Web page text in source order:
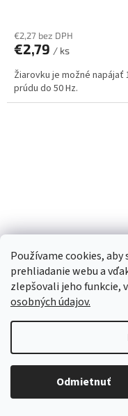
Používame cookies,
prehliadanie webu a
zlepšovali jeho funkcie,
osobných údajov.
Odmietnuť
Objednaný tovar si môžete
Družstevná 1143/24,
€2,27 bez DPH
€2,79 / ks
Žiarovku je možné
prúdu do 50 Hz.
€2,20 bez DPH
€2,70/ ks